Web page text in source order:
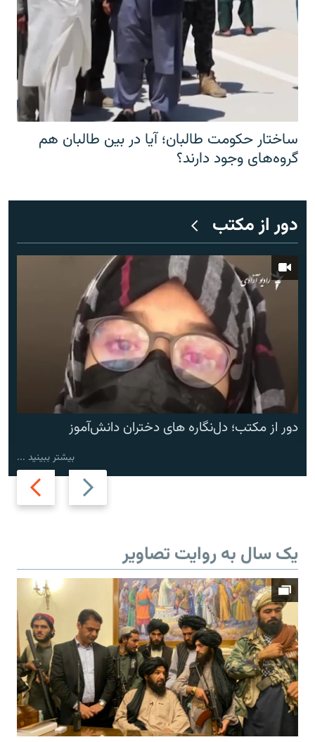
ساختار حکومت طالبان؛ آیا در بین طالبان هم
گروه‌های وجود دارند؟
دور از مکتب
Previous
slide
Next
slide
دور از مکتب؛ دل‌نگاره های دختران دانش‌آموز
بیشتر ببینید ...
یک سال به روایت تصاویر